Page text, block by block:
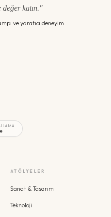
değer katın."
ve yaratıcı deneyim
ATÖLYELER
Sanat & Tasarım
Teknoloji